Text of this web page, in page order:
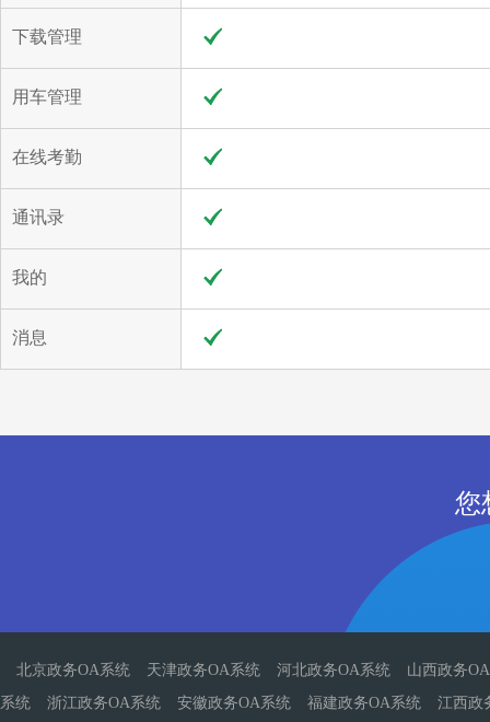
下载管理
用车管理
在线考勤
通讯录
我的
消息
您
北京政务OA系统 天津政务OA系统 河北政务OA系统
山西政务
系统
浙江政务OA系统 安徽政务OA系统 福建政务OA系统 江西政